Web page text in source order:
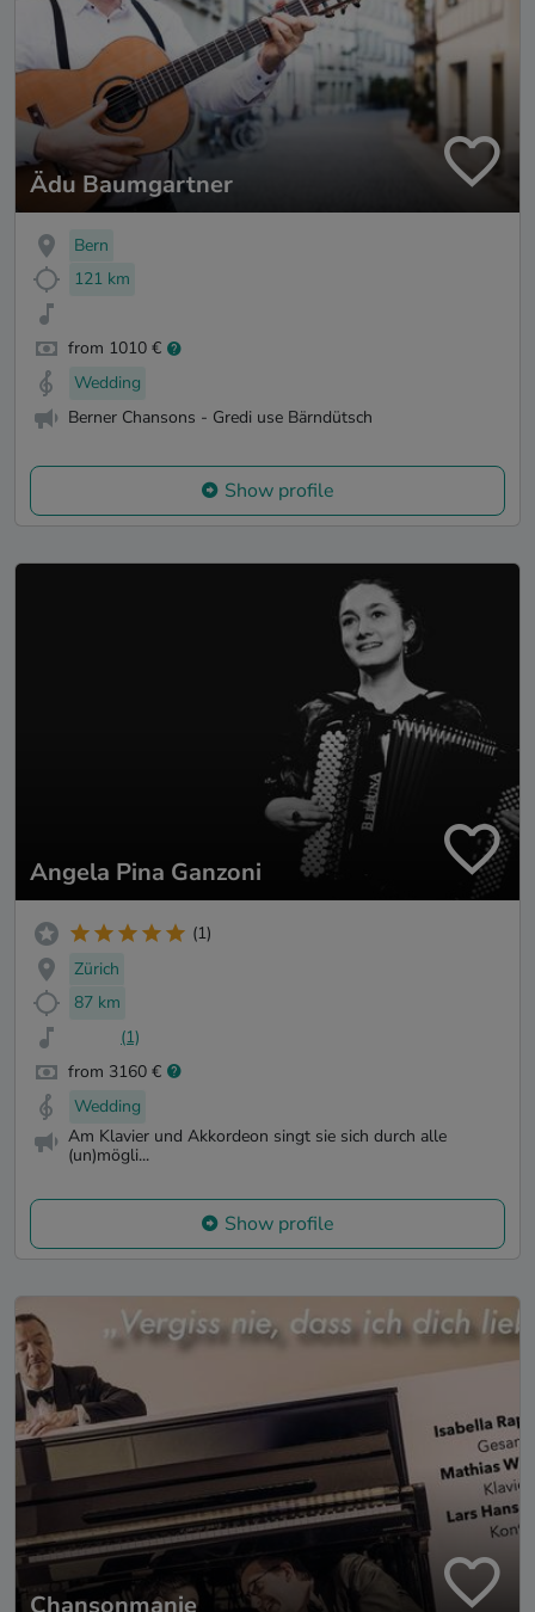
Ädu Baumgartner
Bern
121 km
from 1010 €
Wedding
Berner Chansons - Gredi use Bärndütsch
Show profile
Angela Pina Ganzoni
(1)
Zürich
87 km
(1)
from 3160 €
Wedding
Am Klavier und Akkordeon singt sie sich durch alle
(un)mögli...
Show profile
Chansonmanie